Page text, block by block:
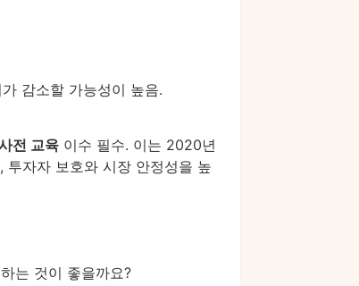
감소할 가능성이 높음.
전 교육 이수 필수. 이는 2020년
투자자 보호와 시장 안정성을 높
는 것이 좋을까요?